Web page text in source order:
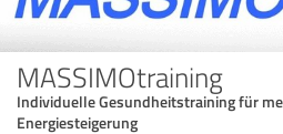
MASSIMOtraining
Individuelle Gesundheitstraining für
Energiesteigerung